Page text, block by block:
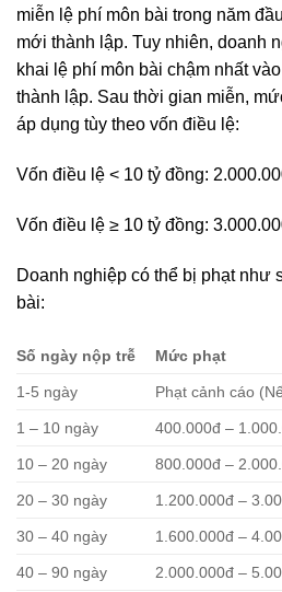
miễn lệ phí môn bài trong năm
mới thành lập. Tuy nhiên, doanh
khai lệ phí môn bài chậm nhất
thành lập. Sau thời gian miễn,
áp dụng tùy theo vốn điều lệ:
Vốn điều lệ < 10 tỷ đồng:
Vốn điều lệ ≥ 10 tỷ đồng:
Doanh nghiệp có thể bị phạt như
bài:
Số ngày nộp trễ Mức phạt
1-5 ngày Phạt cảnh cáo
1 – 10 ngày 400.000đ –
10 – 20 ngày 800.000đ –
20 – 30 ngày 1.200.000đ –
30 – 40 ngày 1.600.000đ –
40 – 90 ngày 2.000.000đ –